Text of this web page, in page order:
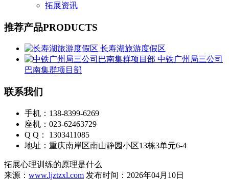
拓展资讯
推荐产品PRODUCTS
长寿湖旅游度假区
中铁广州局三公司
巴南集群项目部
联系我们
手机：138-8399-6269
座机：023-62463729
Q Q： 1303411085
地址：重庆南岸区南山静园小区13栋3单元6-4
拓展心理训练的原理是什么
来源： www.ljztzxl.com 发布时间：2026年04月10日